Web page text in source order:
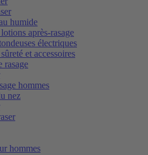
humide
après-rasage
électriques
et accessoires
rasage
hommes
nez
hommes